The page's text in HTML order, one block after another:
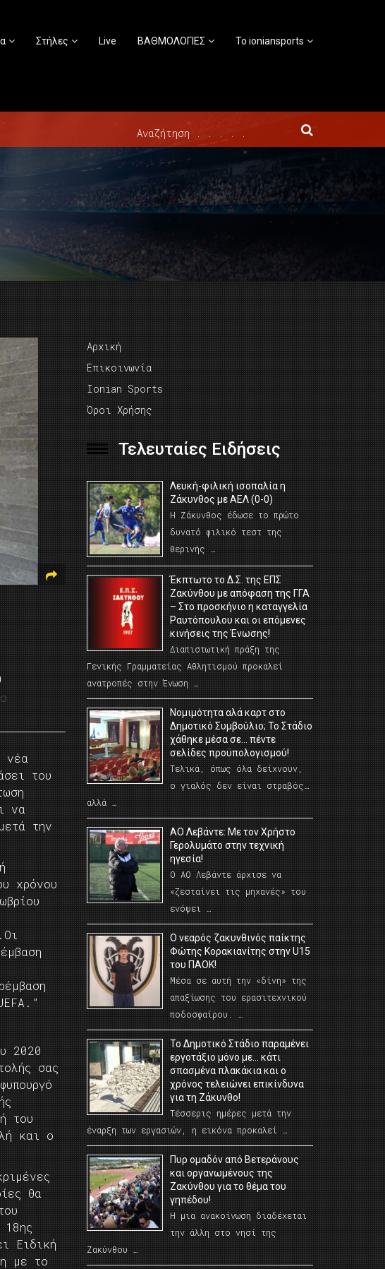
Στήλες Live ΒΑΘΜΟΛΟΓΙΕΣ Το ioniansports
νέα
του
να
την
χρόνου
2020
σας
του
και ο
θα
Ειδική
με το
Αρχική
Επικοινωνία
Ionian Sports
Όροι Χρήσης
Τελευταίες Ειδήσεις
Λευκή-φιλική ισοπαλία η
Ζάκυνθος με ΑΕΛ (0-0)
Η Ζάκυνθος έδωσε το πρώτο
δυνατό φιλικό τεστ της
θερινής …
Έκπτωτο το Δ.Σ. της ΕΠΣ
Ζακύνθου με απόφαση της ΓΓΑ
– Στο προσκήνιο η καταγγελία
Ραυτόπουλου και οι επόμενες
κινήσεις της Ένωσης!
Διαπιστωτική πράξη της
Γενικής Γραμματείας Αθλητισμού προκαλεί
ανατροπές στην Ένωση …
Νομιμότητα αλά καρτ στο
Δημοτικό Συμβούλιο; Το Στάδιο
χάθηκε μέσα σε… πέντε
σελίδες προϋπολογισμού!
Τελικά, όπως όλα δείχνουν,
ο γιαλός δεν είναι στραβός…
αλλά …
ΑΟ Λεβάντε: Με τον Χρήστο
Γερολυμάτο στην τεχνική
ηγεσία!
Ο ΑΟ Λεβάντε άρχισε να
«ζεσταίνει τις μηχανές» του
ενόψει …
O νεαρός ζακυνθινός παίκτης
Φώτης Κορακιανίτης στην U15
του ΠΑΟΚ!
Μέσα σε αυτή την «δίνη» της
απαξίωσης του ερασιτεχνικού
ποδοσφαίρου. …
Το Δημοτικό Στάδιο παραμένει
εργοτάξιο μόνο με… κάτι
σπασμένα πλακάκια και ο
χρόνος τελειώνει επικίνδυνα
για τη Ζάκυνθο!
Τέσσερις ημέρες μετά την
έναρξη των εργασιών, η εικόνα προκαλεί …
Πυρ ομαδόν από Βετεράνους
και οργανωμένους της
Ζακύνθου για το θέμα του
γηπέδου!
Η μια ανακοίνωση διαδέχεται
την άλλη στο νησί της
Ζακύνθου …